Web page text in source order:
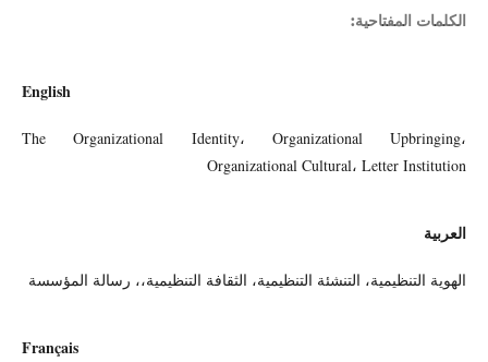
الكلمات المفتاحية:
English
The Organizational Identity، Organizational Upbringing،
Organizational Cultural، Letter Institution
العربية
الهوية التنظيمية، التنشئة التنظيمية، الثقافة التنظيمية،، رسالة المؤسسة
Français